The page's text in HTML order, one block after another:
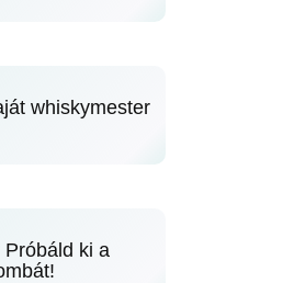
whiskymester
Próbáld ki a